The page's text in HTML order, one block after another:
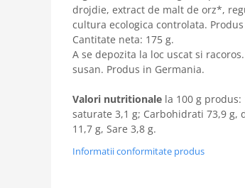
drojdie, extract de malt de orz*,
cultura ecologica controlata. Produs
Cantitate neta: 175 g.
A se depozita la loc uscat si
susan. Produs in Germania.
Valori nutritionale la 100 g produs:
saturate 3,1 g; Carbohidrati 73,9 g,
11,7 g, Sare 3,8 g.
Informatii conformitate produs